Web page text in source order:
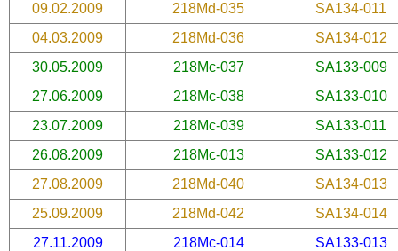
09.02.2009 218Md-035
SA134-011
04.03.2009
218Md-036
SA134-012
30.05.2009
218Mc-037
SA133-009
27.06.2009
218Mc-038
SA133-010
23.07.2009
218Mc-039
SA133-011
26.08.2009
218Mc-013
SA133-012
27.08.2009
218Md-040
SA134-013
25.09.2009
218Md-042
SA134-014
27.11.2009
218Mc-014
SA133-013